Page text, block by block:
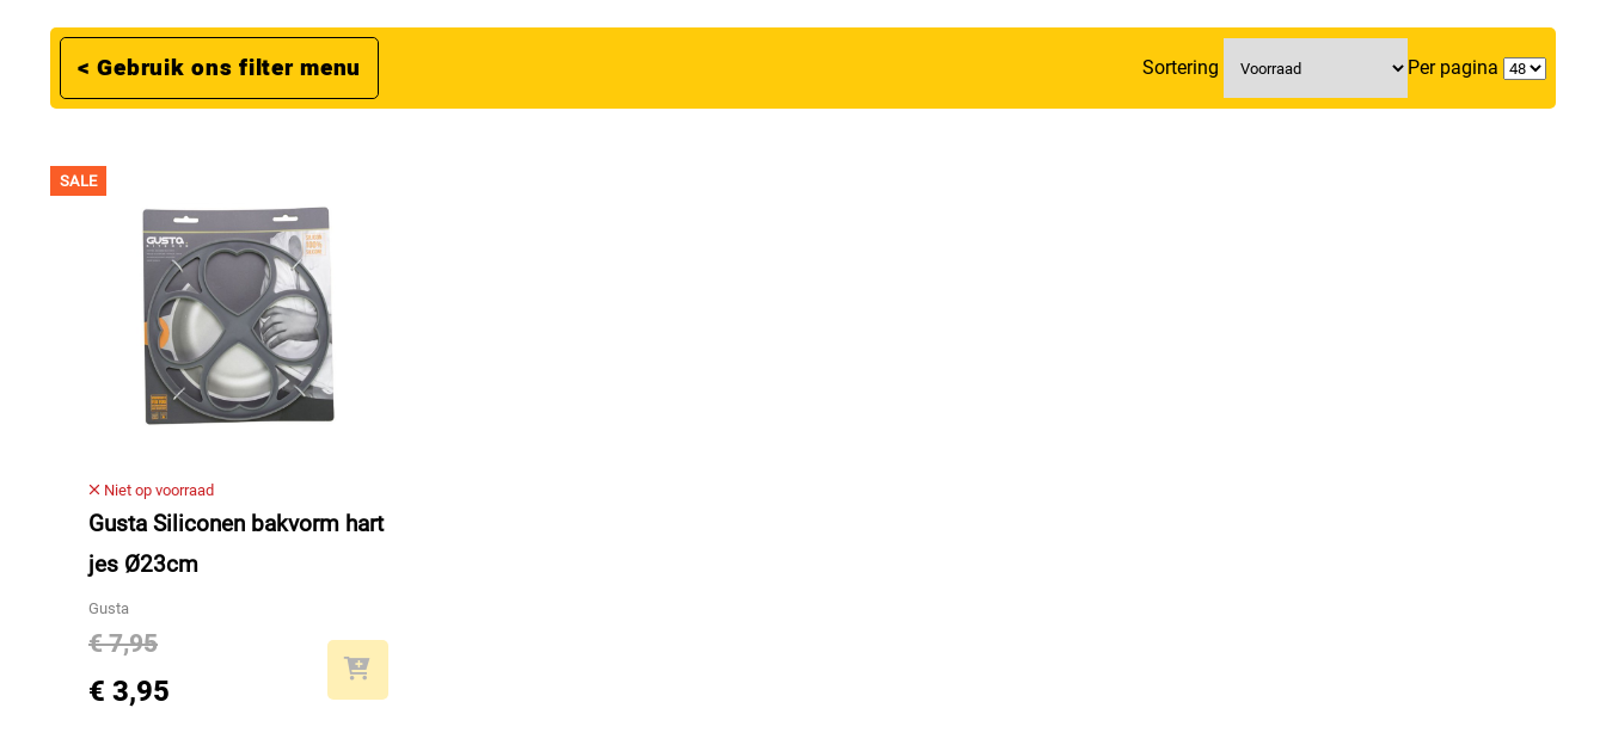
< Gebruik ons filter menu Sortering Per pagina
SALE
Niet op voorraad
Gusta Siliconen bakvorm hart
jes Ø23cm
Gusta
€ 7,95
€ 3,95